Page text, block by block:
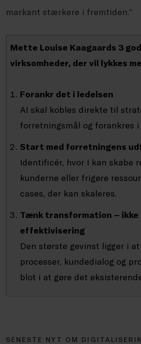
markant stærkere i fremtiden.”
Mette Louise Kaagaards 3
virksomheder, der vil lykkes
Forankr det i ledelsen
AI skal kobles direkte til
forretningsmål og forankres i
Start med forretningens
Identificér, hvor I kan skabe
kunderne eller frigøre
cases, der kan skaleres.
Tænk transformation – ikke
effektivisering
Den største gevinst ligger i
processer, kundedialog og
blot i at gøre det
SENESTE NYT OM